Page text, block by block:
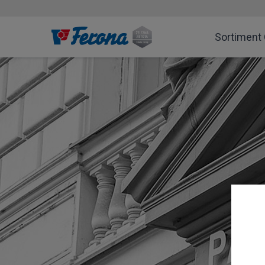
Sortiment